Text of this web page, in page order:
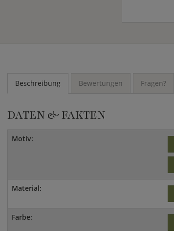
Beschreibung Bewertungen Fragen?
DATEN & FAKTEN
Motiv:
Material:
Farbe: